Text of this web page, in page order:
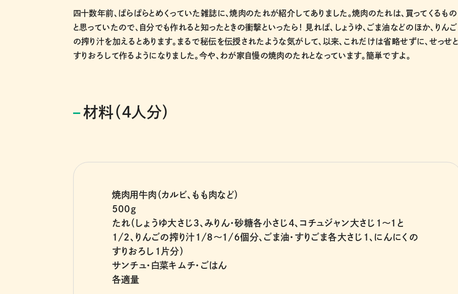
四十数年前、ぱらぱらとめくっていた雑誌に、焼肉のたれが紹介してありました。焼肉のたれは、買ってくるもの
と思っていたので、自分でも作れると知ったときの衝撃といったら！ 見れば、しょうゆ、ごま油などのほか、りんご
の搾り汁を加えるとあります。まるで秘伝を伝授されたような気がして、以来、これだけは省略せずに、せっせと
すりおろして作るようになりました。今や、わが家自慢の焼肉のたれとなっています。簡単ですよ。
材料（４人分）
焼肉用牛肉（カルビ、もも肉など）
500g
たれ（しょうゆ大さじ３、みりん・砂糖各小さじ４、コチュジャン大さじ１〜1と
1/2、りんごの搾り汁1/8〜1/6個分、ごま油・すりごま各大さじ１、にんにくの
すりおろし１片分）
サンチュ・白菜キムチ・ごはん
各適量